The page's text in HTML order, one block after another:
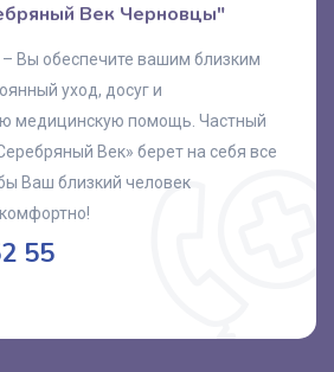
Век Черновцы"
Вы обеспечите вашим близким
уход, досуг и
медицинскую помощь. Частный
Век» берет на себя все
Ваш близкий человек
55